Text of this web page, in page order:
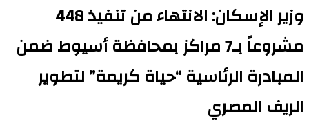
وزير الإسكان: الانتهاء من تنفيذ 448
مشروعاً بـ7 مراكز بمحافظة أسيوط ضمن
المبادرة الرئاسية “حياة كريمة” لتطوير
الريف المصري